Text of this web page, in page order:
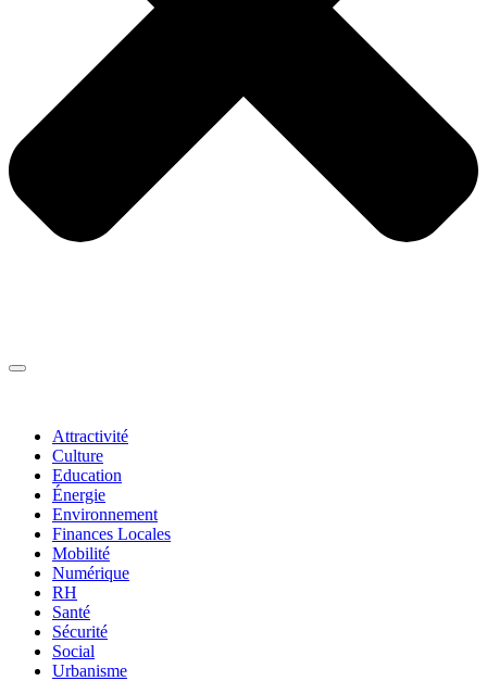
Attractivité
Culture
Education
Énergie
Environnement
Finances Locales
Mobilité
Numérique
RH
Santé
Sécurité
Social
Urbanisme